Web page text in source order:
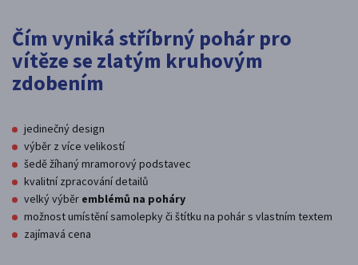
Čím vyniká stříbrný pohár pro
vítěze se zlatým kruhovým
zdobením
jedinečný design
výběr z více velikostí
šedě žíhaný mramorový podstavec
kvalitní zpracování detailů
velký výběr emblémů na poháry
možnost umístění samolepky či štítku na pohár s vlastním textem
zajímavá cena